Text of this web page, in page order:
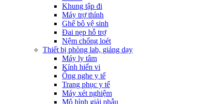
Khung tập đi
Máy trợ thính
Ghế bô vệ sinh
Đai nẹp hỗ trợ
Nệm chống loét
Thiết bị phòng lab, giảng dạy
Máy ly tâm
Kính hiển vi
Ống nghe y tế
Trang phục y tế
Máy xét nghiệm
Mô hình giải phẫu